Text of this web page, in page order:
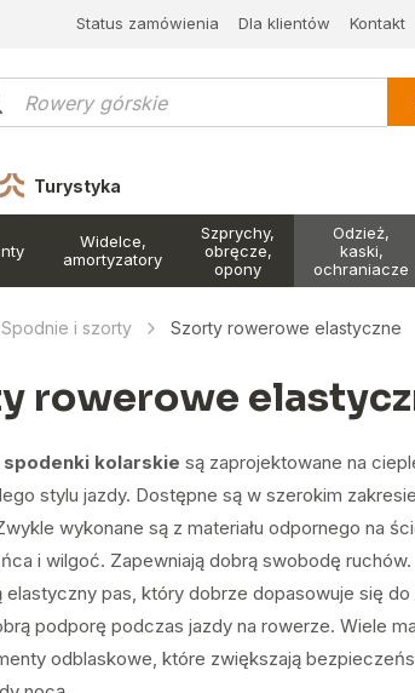
Status zamówienia Dla klientów Kontakt
Turystyka
Widelce,
amortyzatory
Szprychy,
obręcze,
opony
Odzież,
kaski,
ochraniacze
Spodnie i szorty Szorty rowerowe elastyczne
rowerowe
spodenki kolarskie są zaprojektowane na
stylu jazdy. Dostępne są w szerokim zakresie
wykonane są z materiału odpornego na
i wilgoć. Zapewniają dobrą swobodę ruchów.
elastyczny pas, który dobrze dopasowuje się do
podporę podczas jazdy na rowerze. Wiele
odblaskowe, które zwiększają